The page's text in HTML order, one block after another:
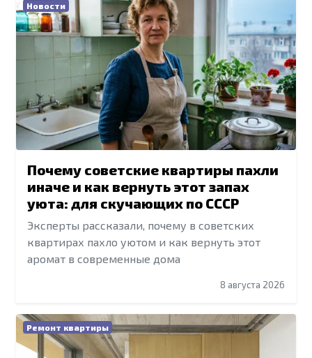
Новости
Почему советские квартиры пахли
иначе и как вернуть этот запах
уюта: для скучающих по СССР
Эксперты рассказали, почему в советских
квартирах пахло уютом и как вернуть этот
аромат в современные дома
8 августа 2026
Ремонт квартиры